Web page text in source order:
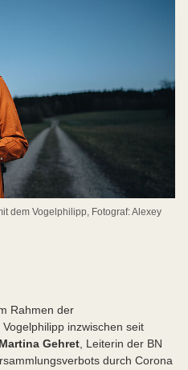
dem Vogelphilipp, Fotograf: Alexey
Rahmen der
inzwischen seit
Martina Gehret , Leiterin der BN
durch Corona